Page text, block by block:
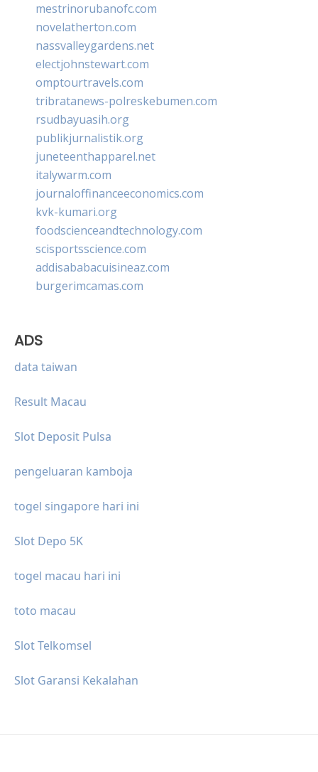
mestrinorubanofc.com
novelatherton.com
nassvalleygardens.net
electjohnstewart.com
omptourtravels.com
tribratanews-polreskebumen.com
rsudbayuasih.org
publikjurnalistik.org
juneteenthapparel.net
italywarm.com
journaloffinanceeconomics.com
kvk-kumari.org
foodscienceandtechnology.com
scisportsscience.com
addisababacuisineaz.com
burgerimcamas.com
ADS
data taiwan
Result Macau
Slot Deposit Pulsa
pengeluaran kamboja
togel singapore hari ini
Slot Depo 5K
togel macau hari ini
toto macau
Slot Telkomsel
Slot Garansi Kekalahan